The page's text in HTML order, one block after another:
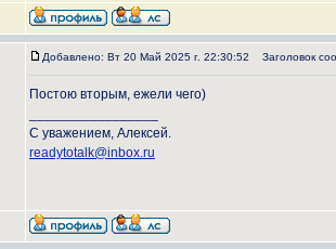
Добавлено: Вт 20 Май 2025 г. 22:30:52 Заголовок
Постою вторым, ежели чего)
С уважением, Алексей.
readytotalk@inbox.ru